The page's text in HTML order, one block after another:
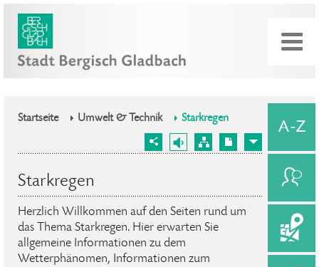
Startseite Umwelt & Technik Starkregen
Starkregen
Herzlich Willkommen auf den Seiten rund um
das Thema Starkregen. Hier erwarten Sie
allgemeine Informationen zu dem
Wetterphänomen, Informationen zum